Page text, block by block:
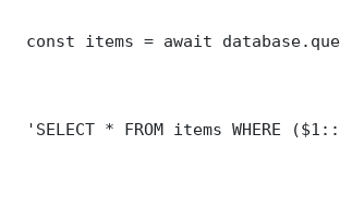
const items = await
'SELECT * FROM items WHERE